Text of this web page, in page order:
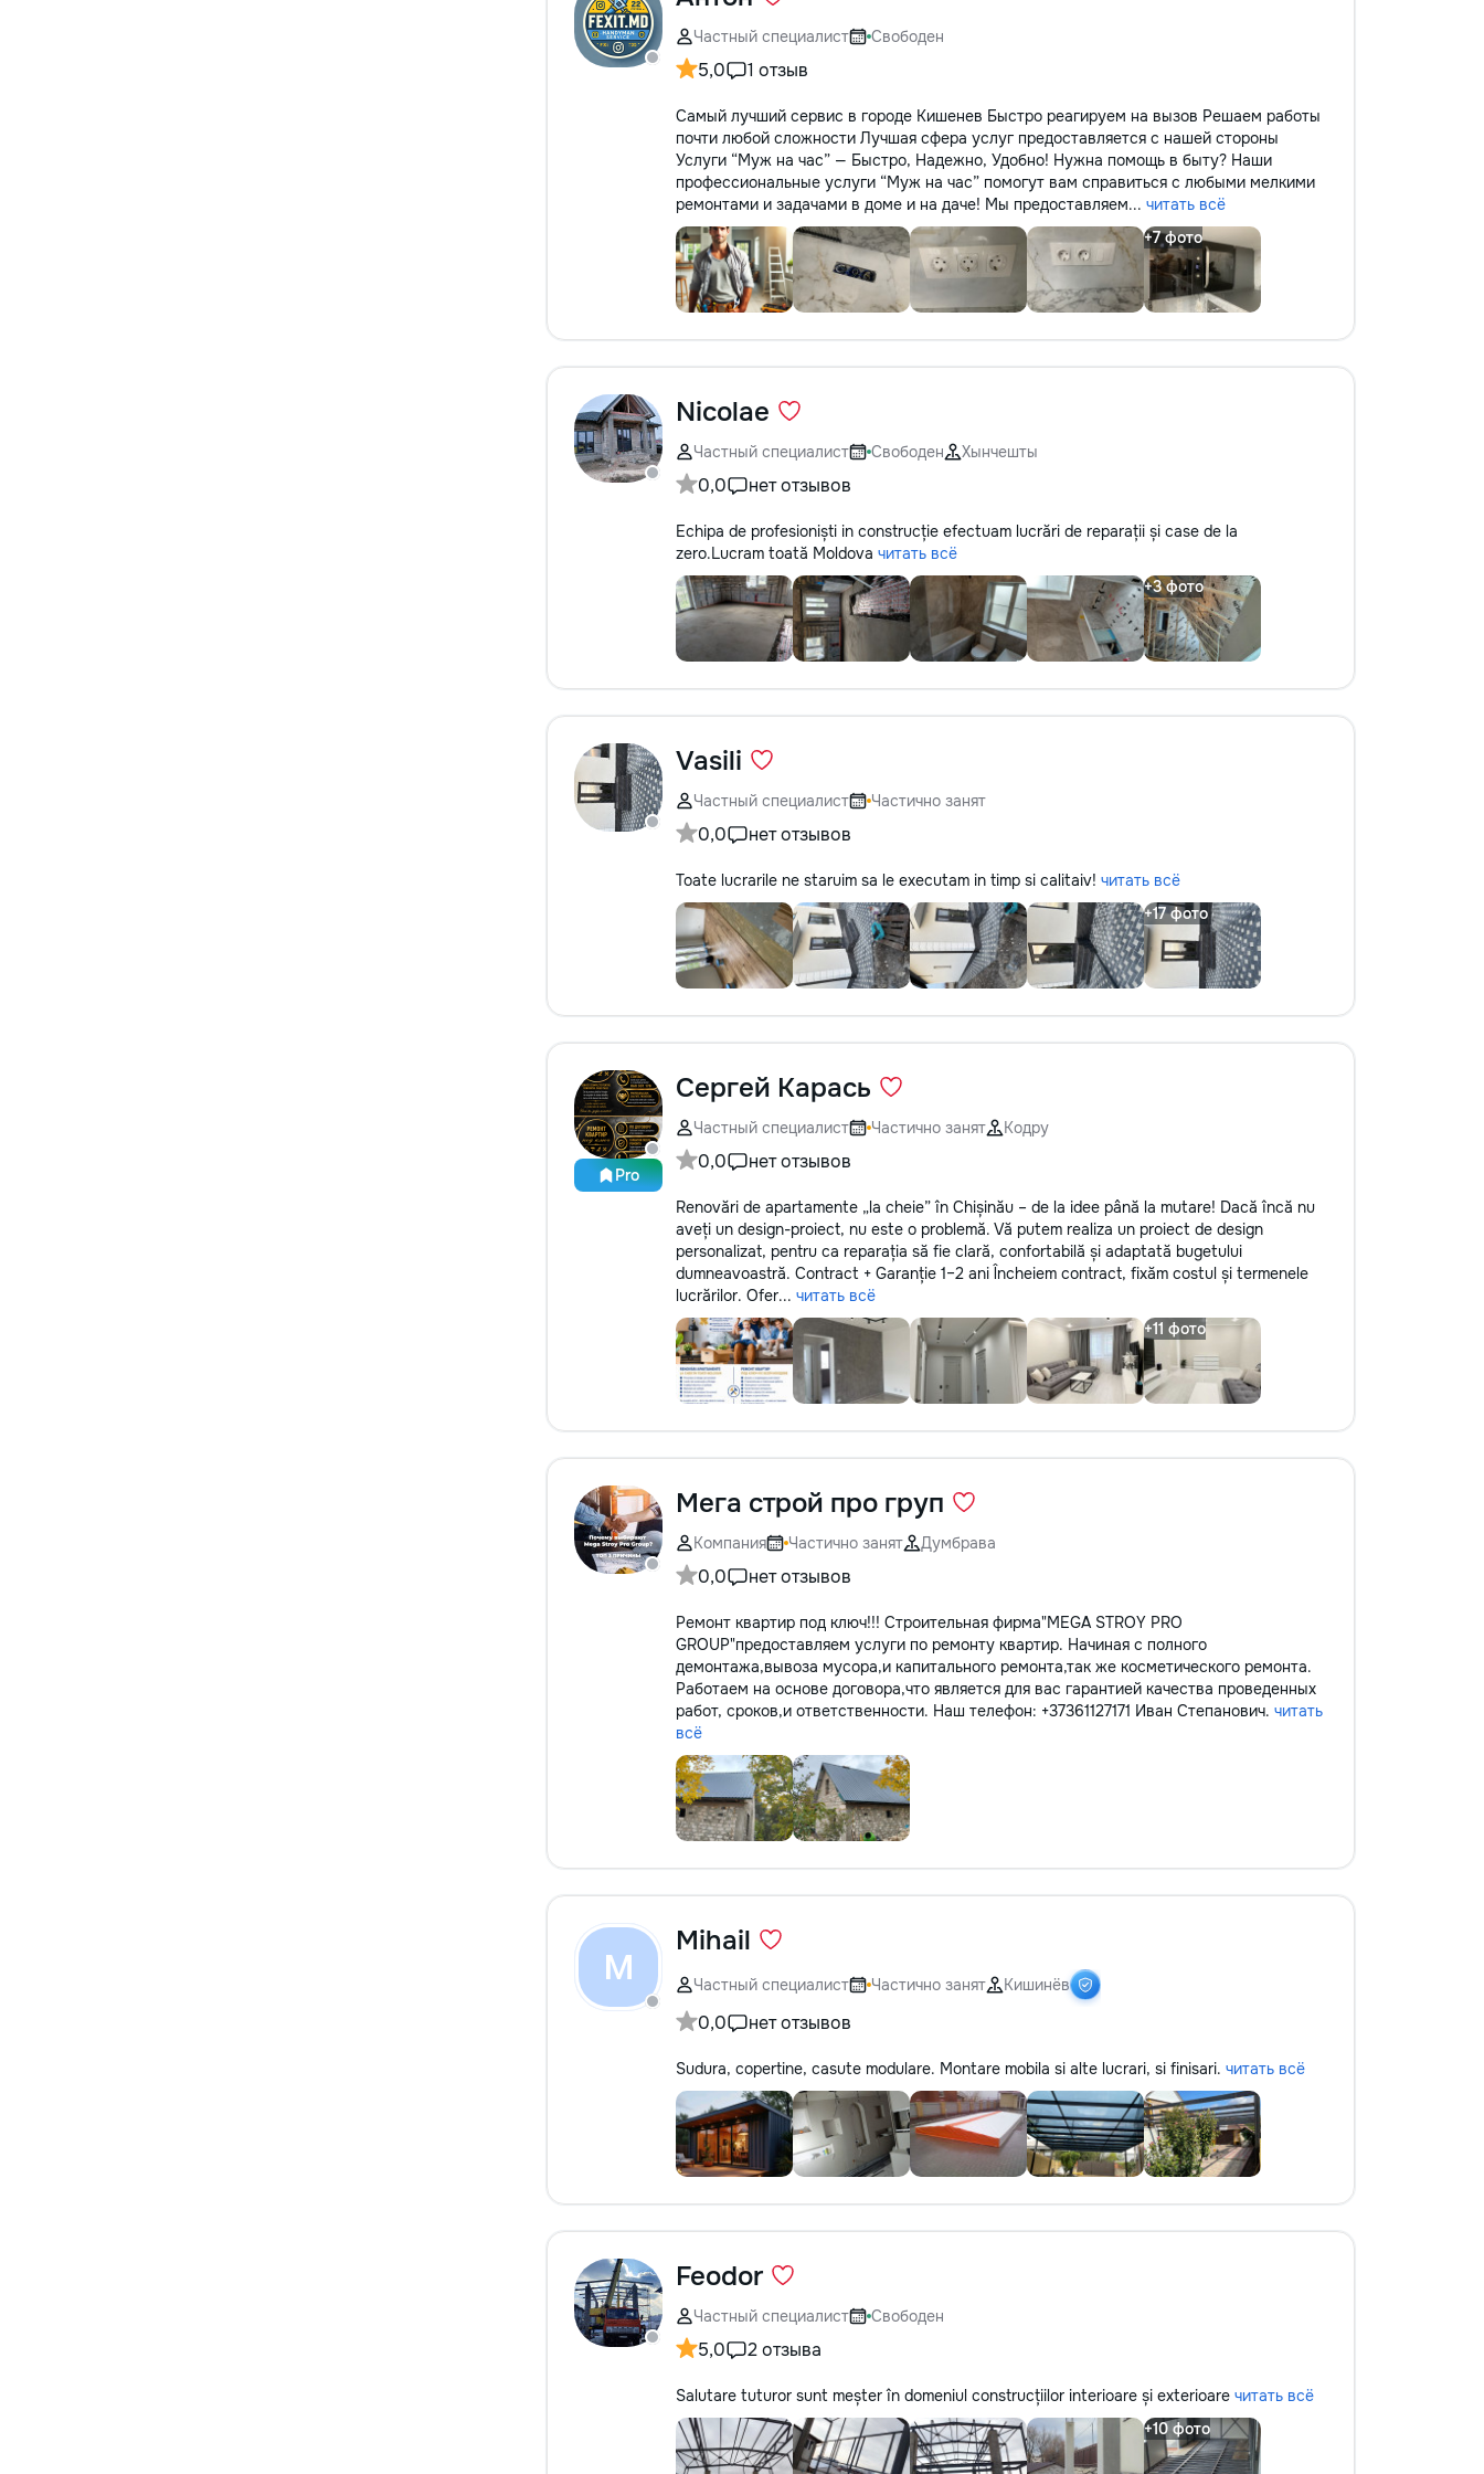
Частный специалист Свободен
5,0 1 отзыв
Самый лучший сервис в городе Кишенев Быстро реагируем на вызов Решаем работы
почти любой сложности Лучшая сфера услуг предоставляется с нашей стороны
Услуги “Муж на час” — Быстро, Надежно, Удобно! Нужна помощь в быту? Наши
профессиональные услуги “Муж на час” помогут вам справиться с любыми мелкими
ремонтами и задачами в доме и на даче! Мы предоставляем... читать всё
Nicolae
Частный специалист Свободен Хынчешты
0,0 нет отзывов
Echipa de profesioniști in construcție efectuam lucrări de reparații și case de la
zero.Lucram toată Moldova читать всё
Vasili
Частный специалист Частично занят
0,0 нет отзывов
Toate lucrarile ne staruim sa le executam in timp si calitaiv! читать всё
Pro
Сергей Карась
Частный специалист Частично занят Кодру
0,0 нет отзывов
Renovări de apartamente „la cheie” în Chișinău – de la idee până la mutare! Dacă încă nu
aveți un design-proiect, nu este o problemă. Vă putem realiza un proiect de design
personalizat, pentru ca reparația să fie clară, confortabilă și adaptată bugetului
dumneavoastră. Contract + Garanție 1–2 ani Încheiem contract, fixăm costul și termenele
lucrărilor. Ofer... читать всё
Мега строй про груп
Компания Частично занят Думбрава
0,0 нет отзывов
Ремонт квартир под ключ!!! Строительная фирма"MEGA STROY PRO
GROUP"предоставляем услуги по ремонту квартир. Начиная с полного
демонтажа,вывоза мусора,и капитального ремонта,так же косметического ремонта.
Работаем на основе договора,что является для вас гарантией качества проведенных
работ, сроков,и ответственности. Наш телефон: +37361127171 Иван Степанович. читать
всё
M
Mihail
Частный специалист Частично занят Кишинёв
0,0 нет отзывов
Sudura, copertine, casute modulare. Montare mobila si alte lucrari, si finisari. читать всё
Feodor
Частный специалист Свободен
5,0 2 отзыва
Salutare tuturor sunt meșter în domeniul construcțiilor interioare și exterioare читать всё